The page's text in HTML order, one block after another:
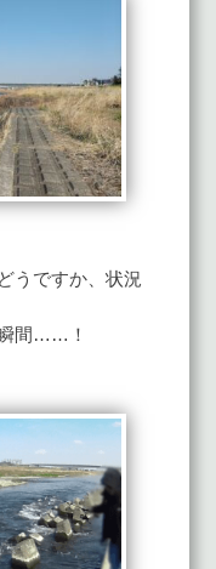
うですか、状況
間……！